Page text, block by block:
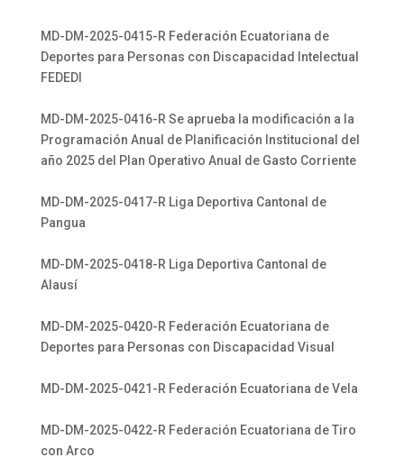
MD-DM-2025-0415-R Federación Ecuatoriana de
Deportes para Personas con Discapacidad Intelectual
FEDEDI
MD-DM-2025-0416-R Se aprueba la modificación a la
Programación Anual de Planificación Institucional del
año 2025 del Plan Operativo Anual de Gasto Corriente
MD-DM-2025-0417-R Liga Deportiva Cantonal de
Pangua
MD-DM-2025-0418-R Liga Deportiva Cantonal de
Alausí
MD-DM-2025-0420-R Federación Ecuatoriana de
Deportes para Personas con Discapacidad Visual
MD-DM-2025-0421-R Federación Ecuatoriana de Vela
MD-DM-2025-0422-R Federación Ecuatoriana de Tiro
con Arco